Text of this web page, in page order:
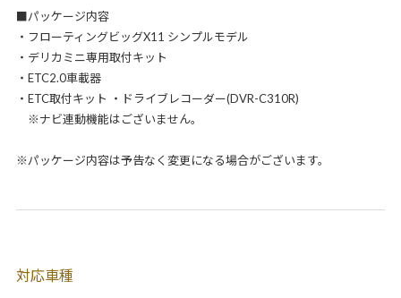
■パッケージ内容
・フローティングビッグX11 シンプルモデル
・デリカミニ専用取付キット
・ETC2.0車載器
・ETC取付キット ・ドライブレコーダー(DVR-C310R)
※ナビ連動機能はございません。
※パッケージ内容は予告なく変更になる場合がございます。
対応車種